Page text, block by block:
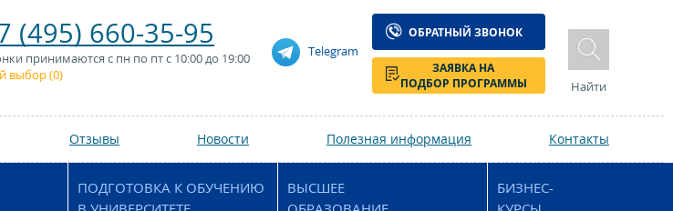
(495) 660-35-95
принимаются с пн по пт с 10:00 до 19:00
выбор (0)
Telegram
ОБРАТНЫЙ ЗВОНОК
ЗАЯВКА НА
ПОДБОР ПРОГРАММЫ
Найти
Отзывы Новости Полезная информация Контакты
ПОДГОТОВКА К ОБУЧЕНИЮ
ВЫСШЕЕ
БИЗНЕС-